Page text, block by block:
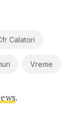
Calatori
Vreme
.